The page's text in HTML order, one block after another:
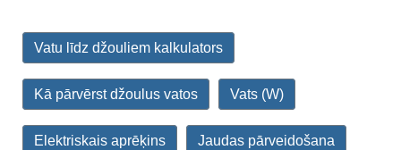
Vatu līdz džouliem kalkulators
Kā pārvērst džoulus vatos Vats (W)
Elektriskais aprēķins Jaudas pārveidošana